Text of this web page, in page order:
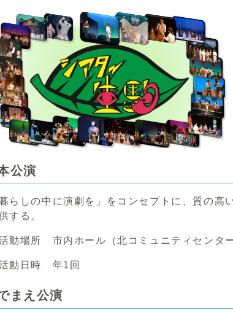
公演
暮らしの中に演劇を」をコンセプトに、質の
する。
動場所 市内ホール（北コミュニティセンタ
動日時 年1回
まえ公演